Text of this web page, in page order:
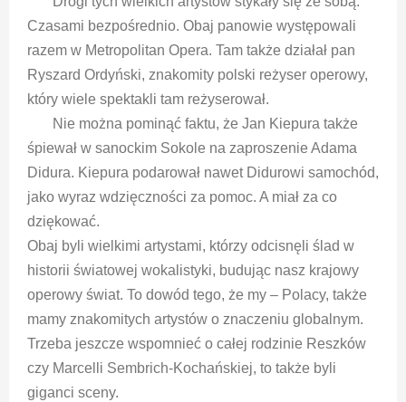
Czasami bezpośrednio. Obaj panowie występowali
razem w Metropolitan Opera. Tam także działał pan
Ryszard Ordyński, znakomity polski reżyser operowy,
który wiele spektakli tam reżyserował.
Nie można pominąć faktu, że Jan Kiepura także
śpiewał w sanockim Sokole na zaproszenie Adama
Didura. Kiepura podarował nawet Didurowi samochód,
jako wyraz wdzięczności za pomoc. A miał za co
dziękować.
Obaj byli wielkimi artystami, którzy odcisnęli ślad w
historii światowej wokalistyki, budując nasz krajowy
operowy świat. To dowód tego, że my – Polacy, także
mamy znakomitych artystów o znaczeniu globalnym.
Trzeba jeszcze wspomnieć o całej rodzinie Reszków
czy Marcelli Sembrich-Kochańskiej, to także byli
giganci sceny.